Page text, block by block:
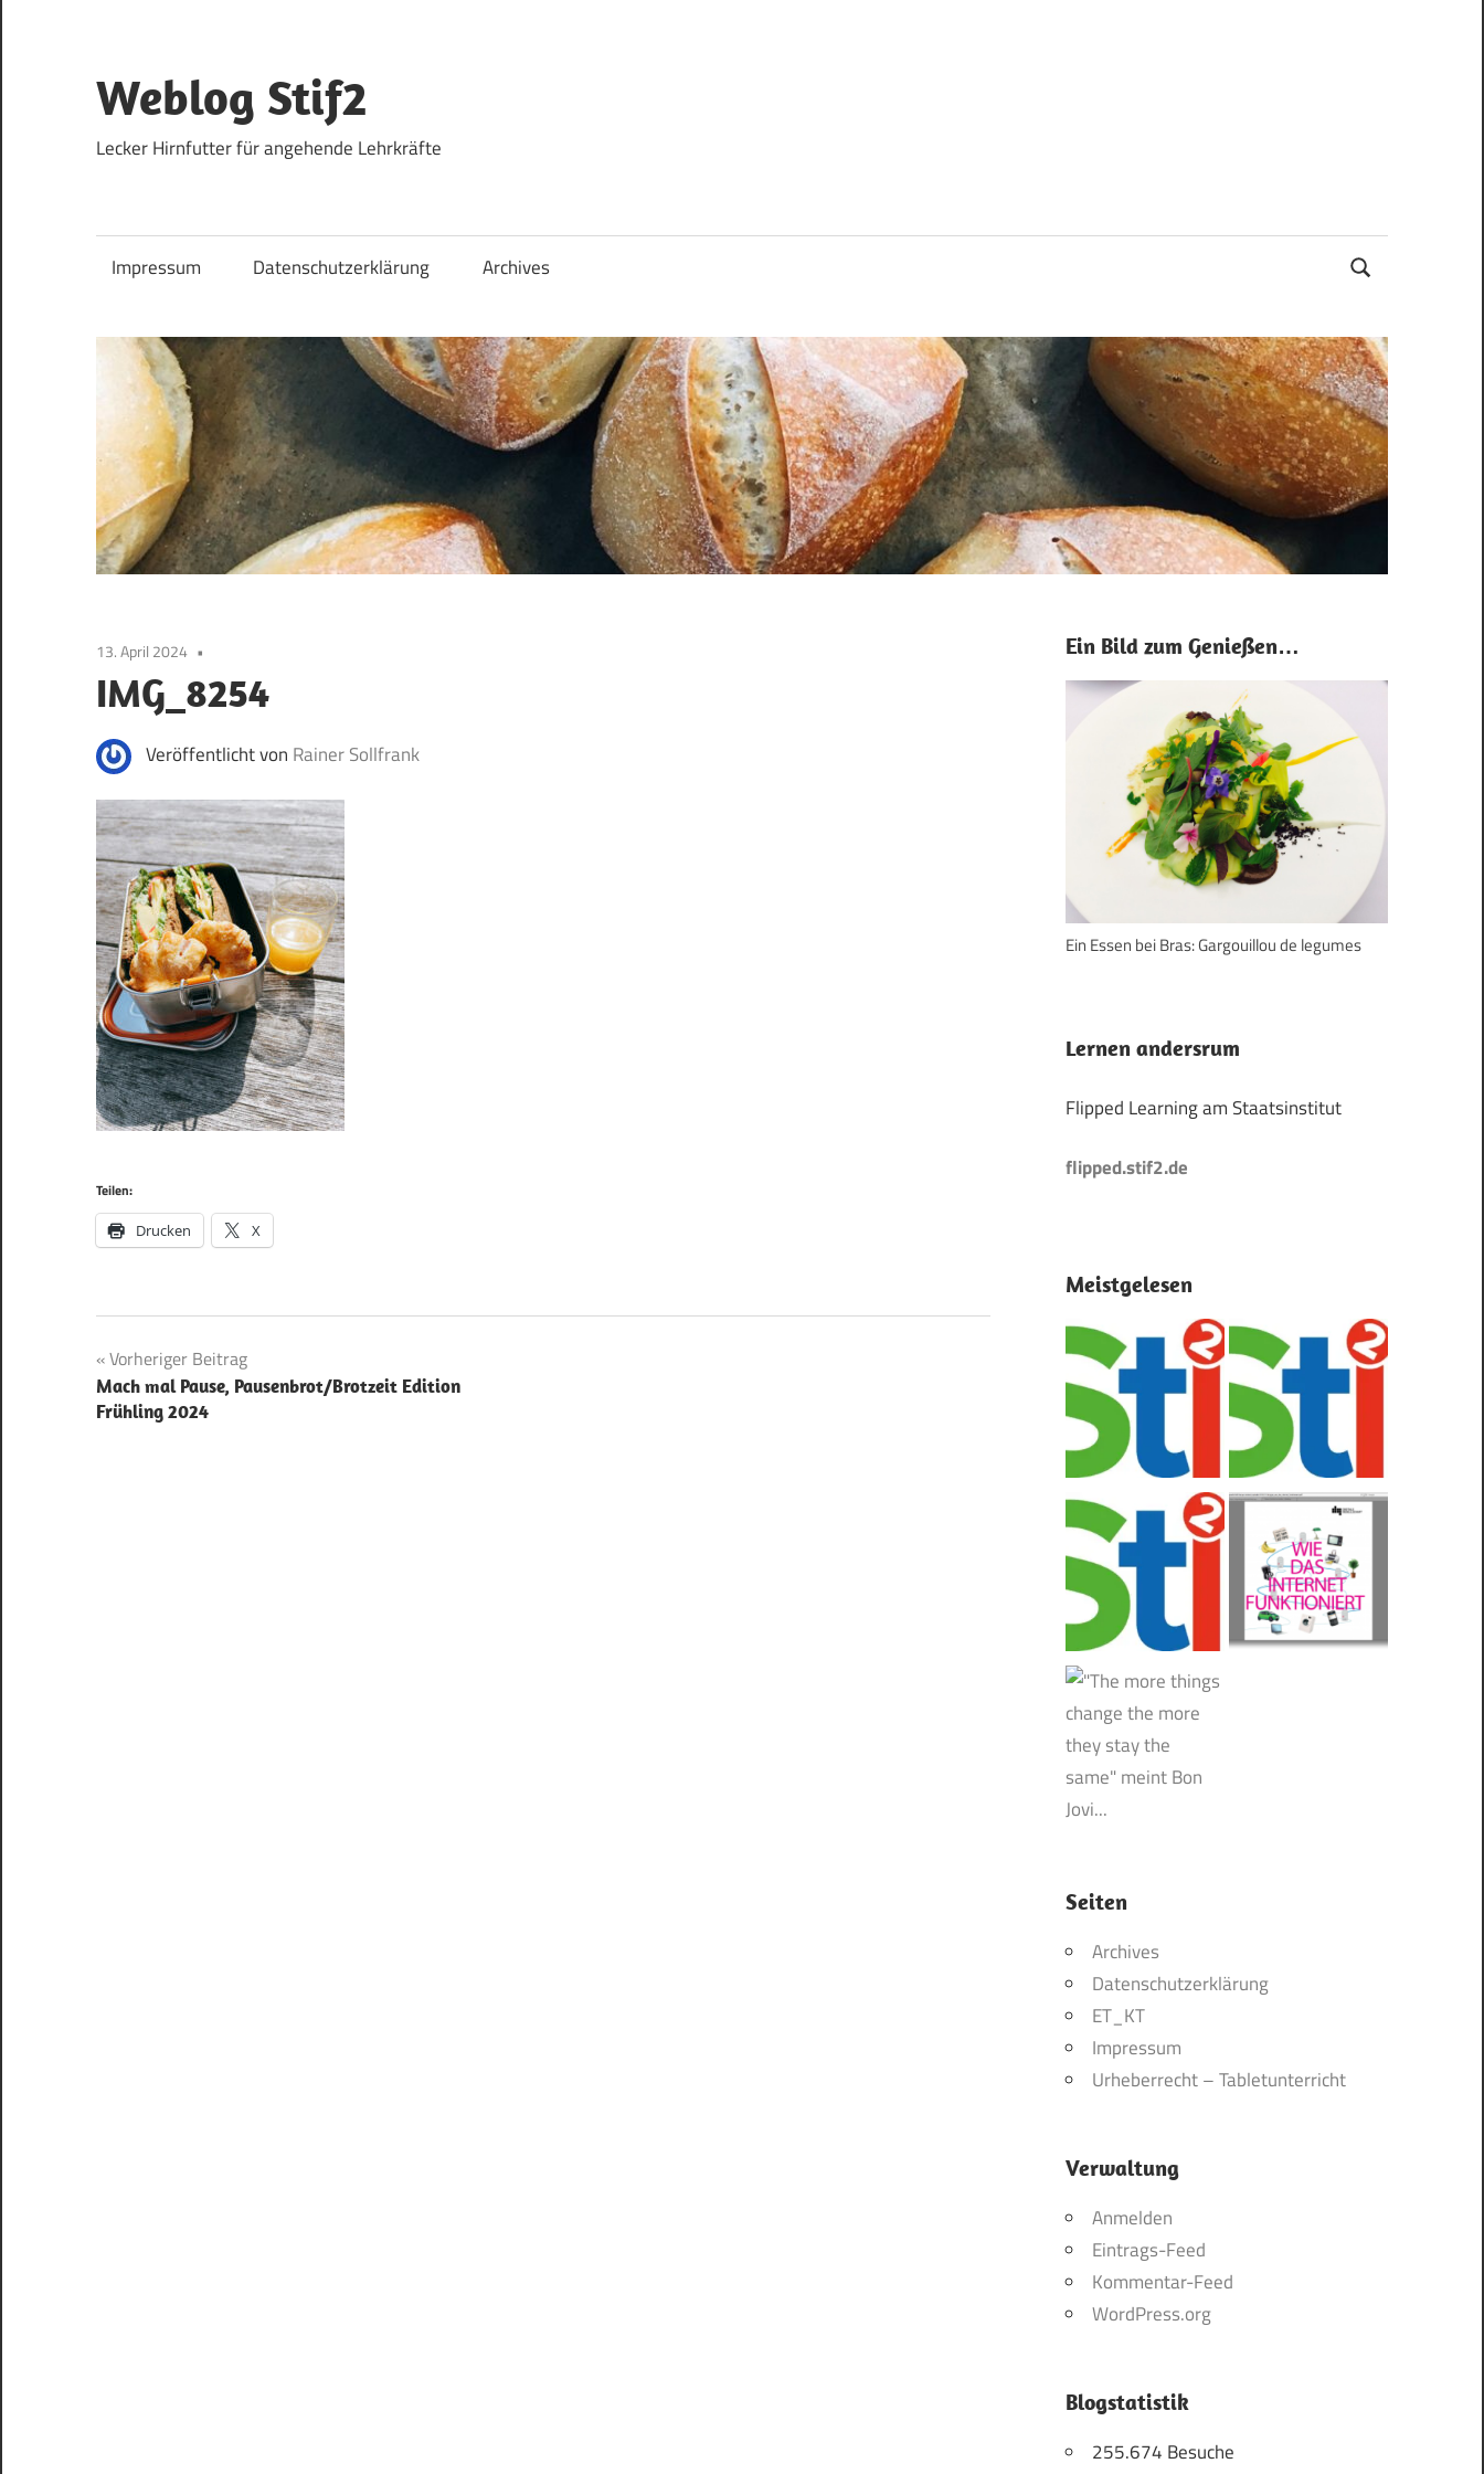
springen
Weblog Stif2
Lecker Hirnfutter für angehende Lehrkräfte
Impressum Datenschutzerklärung Archives
13. April 2024
IMG_8254
Veröffentlicht von Rainer Sollfrank
Teilen:
Drucken X
Beitragsnavigation
Vorheriger Beitrag
Mach mal Pause, Pausenbrot/Brotzeit Edition
Frühling 2024
Ein Bild zum Genießen…
Ein Essen bei Bras: Gargouillou de legumes
Lernen andersrum
Flipped Learning am Staatsinstitut
flipped.stif2.de
Meistgelesen
Seiten
Archives
Datenschutzerklärung
ET_KT
Impressum
Urheberrecht – Tabletunterricht
Verwaltung
Anmelden
Eintrags-Feed
Kommentar-Feed
WordPress.org
Blogstatistik
255.674 Besuche